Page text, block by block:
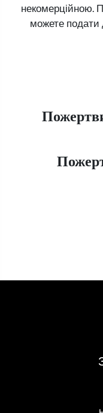
некомерційною.
можете подати